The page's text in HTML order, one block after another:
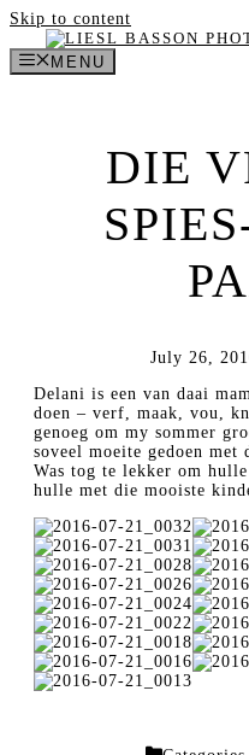
Skip to content
MENU
DIE
July 26,
Delani is een van daai
doen – verf, maak, vou,
genoeg om my sommer
soveel moeite gedoen met
Was tog te lekker om
hulle met die mooiste